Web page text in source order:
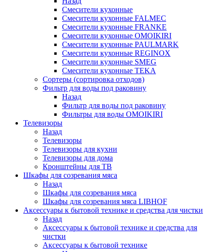
Смесители кухонные
Смесители кухонные FALMEC
Смесители кухонные FRANKE
Смесители кухонные OMOIKIRI
Смесители кухонные PAULMARK
Смесители кухонные REGINOX
Смесители кухонные SMEG
Смесители кухонные TEKA
Сортеры (сортировка отходов)
Фильтр для воды под раковину
Назад
Фильтр для воды под раковину
Фильтры для воды OMOIKIRI
Телевизоры
Назад
Телевизоры
Телевизоры для кухни
Телевизоры для дома
Кронштейны для ТВ
Шкафы для созревания мяса
Назад
Шкафы для созревания мяса
Шкафы для созревания мяса LIBHOF
Аксессуары к бытовой технике и средства для чистки
Назад
Аксессуары к бытовой технике и средства для
чистки
Аксессуары к бытовой технике